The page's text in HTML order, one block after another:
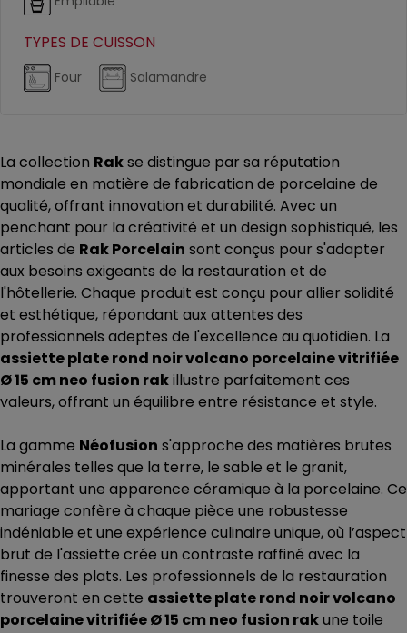
TYPES DE CUISSON
Four Salamandre
La collection Rakse distingue par sa réputation
mondiale en matière de fabrication de porcelaine de
qualité, offrant innovation et durabilité. Avec un
penchant pour la créativité et un design sophistiqué, les
articles de Rak Porcelain sont conçus pour s'adapter
aux besoins exigeants de la restauration et de
l'hôtellerie. Chaque produit est conçu pour allier solidité
et esthétique, répondant aux attentes des
professionnels adeptes de l'excellence au quotidien. La
assiette plate rond noir volcano porcelaine vitrifiée
Ø 15 cm neo fusion rakillustre parfaitement ces
valeurs, offrant un équilibre entre résistance et style.
La gamme Néofusion s'approche des matières brutes
minérales telles que la terre, le sable et le granit,
apportant une apparence céramique à la porcelaine. Ce
mariage confère à chaque pièce une robustesse
indéniable et une expérience culinaire unique, où l’aspect
brut de l'assiette crée un contraste raffiné avec la
finesse des plats. Les professionnels de la restauration
trouveront en cette assiette plate rond noir volcano
porcelaine vitrifiée Ø 15 cm neo fusion rakune toile